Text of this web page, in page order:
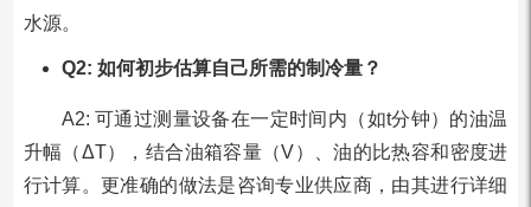
水源。
Q2: 如何初步估算自己所需的制冷量？
A2: 可通过测量设备在一定时间内（如t分钟）的油温
升幅（ΔT），结合油箱容量（V）、油的比热容和密度进
行计算。更准确的做法是咨询专业供应商，由其进行详细